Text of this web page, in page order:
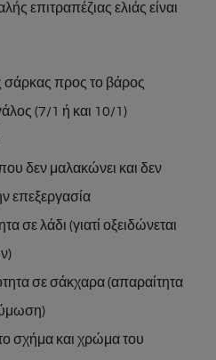
επιτραπέζιας ελιάς είναι
σάρκας προς το βάρος
(7/1 ή και 10/1)
δεν μαλακώνει και δεν
επεξεργασία
σε λάδι (γιατί οξειδώνεται
σε σάκχαρα (απαραίτητα
σχήμα και χρώμα του